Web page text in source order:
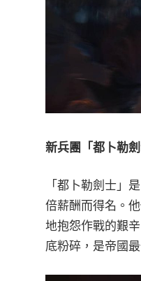
新兵團「都卜勒
「都卜勒劍士」
倍薪酬而得名。
地抱怨作戰的艱
底粉碎，是帝國